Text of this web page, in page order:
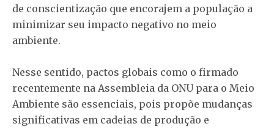
de conscientização que encorajem a população a
minimizar seu impacto negativo no meio
ambiente.
Nesse sentido, pactos globais como o firmado
recentemente na Assembleia da ONU para o Meio
Ambiente são essenciais, pois propõe mudanças
significativas em cadeias de produção e